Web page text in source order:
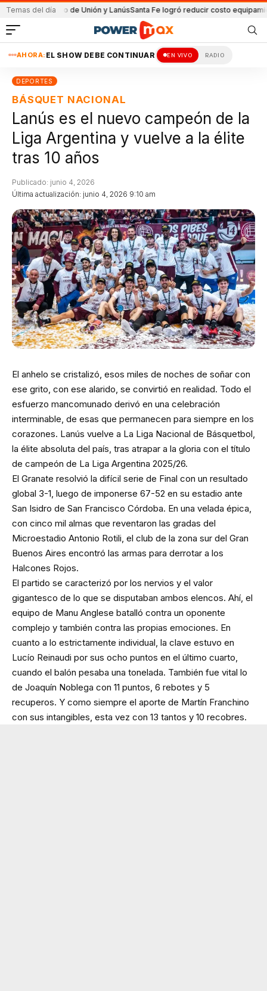
Temas del día
partido de Unión y LanúsSanta Fe logró reducir costo equipamiento
AHORA: EL SHOW DEBE CONTINUAR EN VIVO RADIO
DEPORTES
BÁSQUET NACIONAL
Lanús es el nuevo campeón de la
Liga Argentina y vuelve a la élite
tras 10 años
Última actualización: junio 4, 2026 9:10 am
Publicado: junio 4, 2026
El anhelo se cristalizó, esos miles de noches de soñar con
ese grito, con ese alarido, se convirtió en realidad. Todo el
esfuerzo mancomunado derivó en una celebración
interminable, de esas que permanecen para siempre en los
corazones. Lanús vuelve a La Liga Nacional de Básquetbol,
la élite absoluta del país, tras atrapar a la gloria con el título
de campeón de La Liga Argentina 2025/26.
El Granate resolvió la difícil serie de Final con un resultado
global 3-1, luego de imponerse 67-52 en su estadio ante
San Isidro de San Francisco Córdoba. En una velada épica,
con cinco mil almas que reventaron las gradas del
Microestadio Antonio Rotili, el club de la zona sur del Gran
Buenos Aires encontró las armas para derrotar a los
Halcones Rojos.
El partido se caracterizó por los nervios y el valor
gigantesco de lo que se disputaban ambos elencos. Ahí, el
equipo de Manu Anglese batalló contra un oponente
complejo y también contra las propias emociones. En
cuanto a lo estrictamente individual, la clave estuvo en
Lucío Reinaudi por sus ocho puntos en el último cuarto,
cuando el balón pesaba una tonelada. También fue vital lo
de Joaquín Noblega con 11 puntos, 6 rebotes y 5
recuperos. Y como siempre el aporte de Martín Franchino
con sus intangibles, esta vez con 13 tantos y 10 recobres.